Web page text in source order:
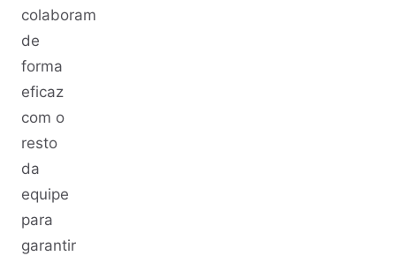
colaboram
de
forma
eficaz
com o
resto
da
equipe
para
garantir